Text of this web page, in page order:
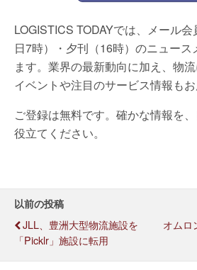
LOGISTICS TODAYでは、メール
日7時）・夕刊（16時）のニュー
ます。業界の最新動向に加え、物
イベントや注目のサービス情報もお
ご登録は無料です。確かな情報を
役立てください。
以前の投稿
JLL、豊洲大型物流施設を
「Picklr」施設に転用
オムロ